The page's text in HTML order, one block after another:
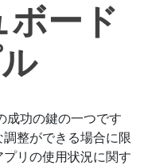
ボード
成功の鍵の一つです
整ができる場合に限
リの使用状況に関す